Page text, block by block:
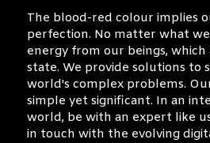
The blood-red colour implies
perfection. No matter what
energy from our beings, which
state. We provide solutions to
world's complex problems.
simple yet significant. In an
world, be with an expert like
in touch with the evolving